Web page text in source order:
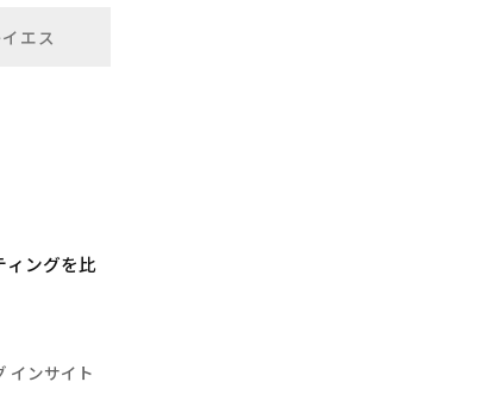
エス
ィングを比
インサイト